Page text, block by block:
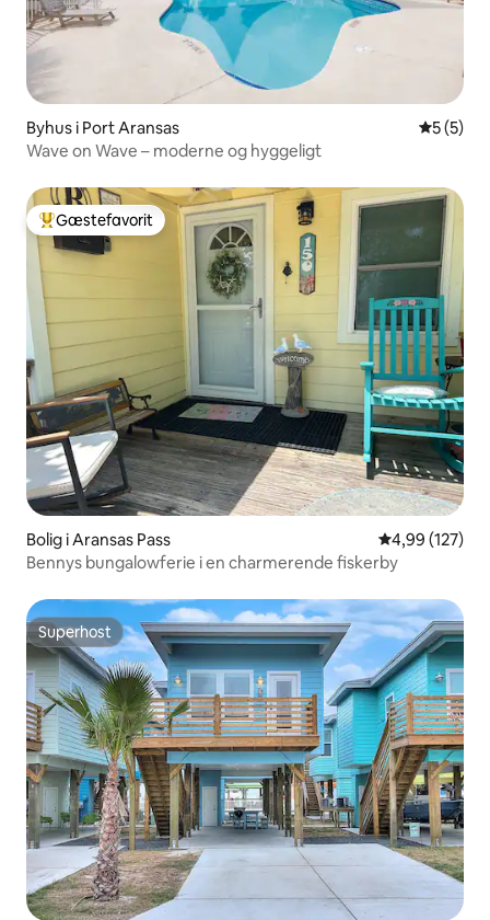
Byhus i Port Aransas 5 ud af 5
5 (5)
Wave on Wave – moderne og hyggeligt
Bedste gæstefavorit
Gæstefavorit
Bolig i Aransas Pass 4,99 ud af 5 i
4,99 (127)
Bennys bungalowferie i en charmerende fiskerby
Superhost
Superhost